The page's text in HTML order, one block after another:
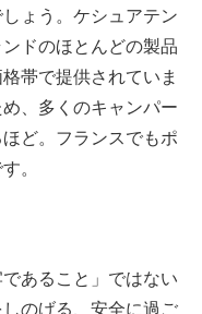
ょう。ケシュアテン
ドのほとんどの製品
帯で提供されていま
、多くのキャンパー
ど。フランスでもポ
。
あること」ではない
のげる、安全に過ご